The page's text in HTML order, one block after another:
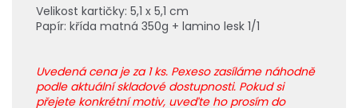
Velikost kartičky: 5,1 x 5,1 cm
Papír: křída matná 350g + lamino lesk 1/1
Uvedená cena je za 1 ks. Pexeso zasíláme náhodně
podle aktuální skladové dostupnosti. Pokud si
přejete konkrétní motiv, uveďte ho prosím do